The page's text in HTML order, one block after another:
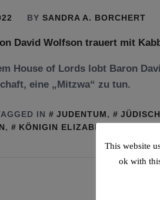
BY SANDRA A. BORCHERT
House of Lords lobt Baron
eine „Mitzwa“ zu tun.
IN JUDENTUM,
, KÖNIGIN ELIZABETH
This website
ok with